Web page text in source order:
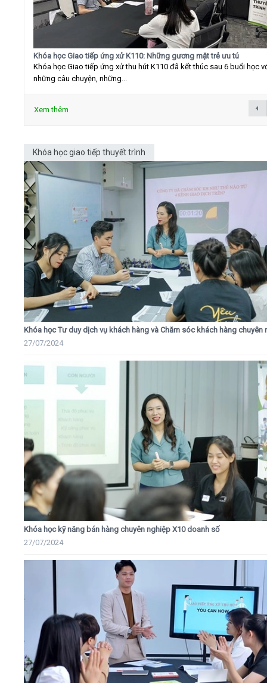
Khóa học Giao tiếp ứng xử K110: Những gương mặt trẻ ưu tú
Khóa học Giao tiếp ứng xử thu hút K110 đã kết thúc sau 6 buổi học
những câu chuyện, những...
Xem thêm
Khóa học giao tiếp thuyết trình
Khóa học Tư duy dịch vụ khách hàng và Chăm sóc khách hàng chuyên
27/07/2024
Khóa học kỹ năng bán hàng chuyên nghiệp X10 doanh số
27/07/2024